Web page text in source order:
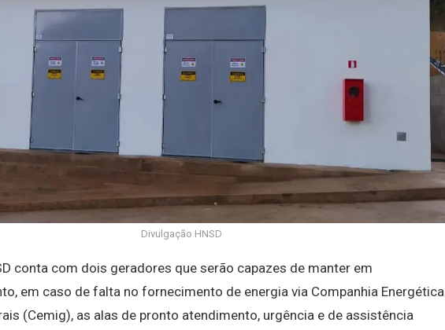
Divulgação HNSD
conta com dois geradores que serão capazes de manter em
em caso de falta no fornecimento de energia via Companhia Energética
(Cemig), as alas de pronto atendimento, urgência e de assistência